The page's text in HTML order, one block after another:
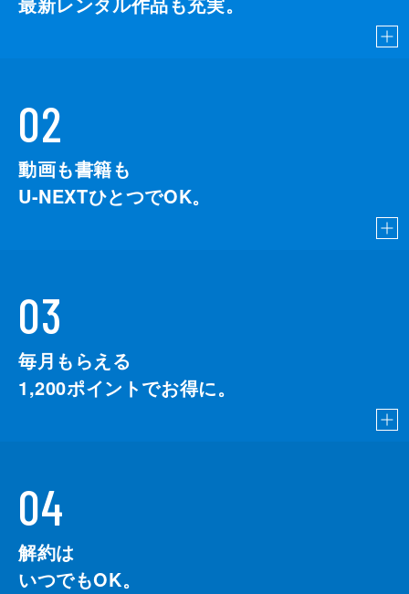
02
動画も書籍も
U-NEXTひとつでOK。
03
毎月もらえる
1,200ポイントでお得に。
04
解約は
いつでもOK。